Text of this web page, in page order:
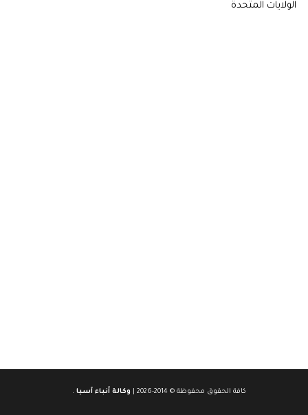
الولايات المتحدة
كافة الحقوق محفوظة © 2014-2026 | وكالة أنباء آسيا .